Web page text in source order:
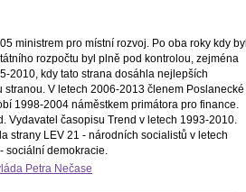
ministrem pro místní rozvoj. Po oba roky kdy byl
rozpočtu byl plně pod kontrolou, zejména
2010, kdy tato strana dosáhla nejlepších
V letech 2006-2013 členem Poslanecké
1998-2004 náměstkem primátora pro finance.
Vydavatel časopisu Trend v letech 1993-2010.
strany LEV 21 - národních socialistů v letech
sociální demokracie.
Petra Nečase